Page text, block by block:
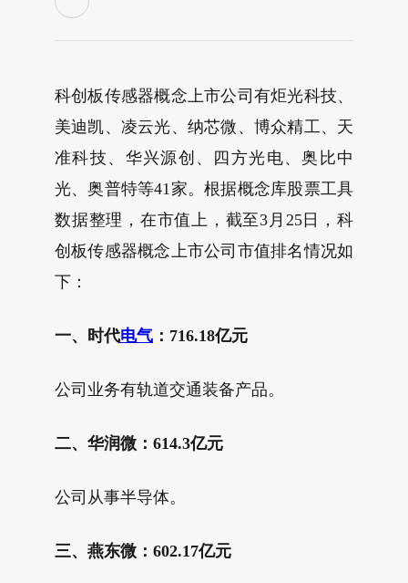
科创板传感器概念上市公司有炬光科技、
美迪凯、凌云光、纳芯微、博众精工、天
准科技、华兴源创、四方光电、奥比中
光、奥普特等41家。根据概念库股票工具
数据整理，在市值上，截至3月25日，科
创板传感器概念上市公司市值排名情况如
下：
一、时代电气 ：716.18亿元
公司业务有轨道交通装备产品。
二、华润微：614.3亿元
公司从事半导体。
三、燕东微：602.17亿元